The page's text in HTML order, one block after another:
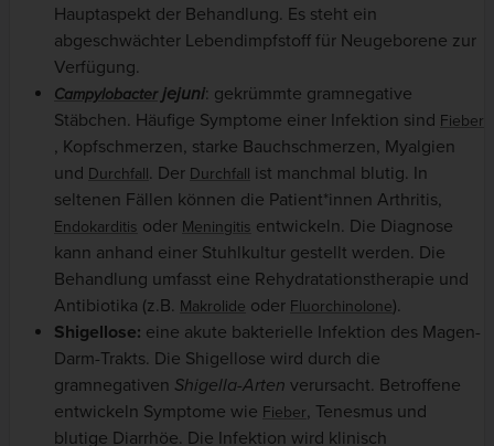
Hauptaspekt der Behandlung. Es steht ein
abgeschwächter Lebendimpfstoff für Neugeborene zur
Verfügung.
Campylobacter jejuni: gekrümmte gramnegative
Stäbchen. Häufige Symptome einer Infektion sind Fieber
, Kopfschmerzen, starke Bauchschmerzen, Myalgien
und Durchfall. Der Durchfall ist manchmal blutig. In
seltenen Fällen können die Patient*innen Arthritis,
Endokarditis oder Meningitis entwickeln. Die Diagnose
kann anhand einer Stuhlkultur gestellt werden. Die
Behandlung umfasst eine Rehydratationstherapie und
Antibiotika (z.B. Makrolide oder Fluorchinolone).
Shigellose: eine akute bakterielle Infektion des Magen-
Darm-Trakts. Die Shigellose wird durch die
gramnegativen Shigella-Arten verursacht. Betroffene
entwickeln Symptome wie Fieber, Tenesmus und
blutige Diarrhöe. Die Infektion wird klinisch